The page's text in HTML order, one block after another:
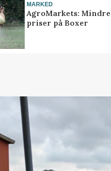
MARKED
AgroMarkets:
priser på Boxer